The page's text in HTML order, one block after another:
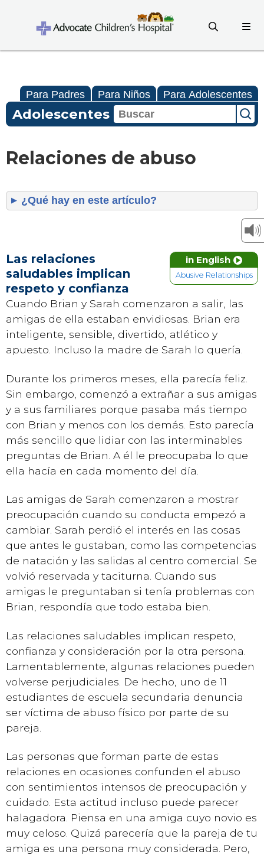
Para Padres Para Niños Para Adolescentes
Adolescentes
Relaciones de abuso
¿Qué hay en este artículo?
in English
Abusive Relationships
Las relaciones
saludables implican
respeto y confianza
Cuando Brian y Sarah comenzaron a salir, las
amigas de ella estaban envidiosas. Brian era
inteligente, sensible, divertido, atlético y
apuesto. Incluso la madre de Sarah lo quería.
Durante los primeros meses, ella parecía feliz.
Sin embargo, comenzó a extrañar a sus amigas
y a sus familiares porque pasaba más tiempo
con Brian y menos con los demás. Esto parecía
más sencillo que lidiar con las interminables
preguntas de Brian. A él le preocupaba lo que
ella hacía en cada momento del día.
Las amigas de Sarah comenzaron a mostrar
preocupación cuando su conducta empezó a
cambiar. Sarah perdió el interés en las cosas
que antes le gustaban, como las competencias
de natación y las salidas al centro comercial. Se
volvió reservada y taciturna. Cuando sus
amigas le preguntaban si tenía problemas con
Brian, respondía que todo estaba bien.
Las relaciones saludables implican respeto,
confianza y consideración por la otra persona.
Lamentablemente, algunas relaciones pueden
volverse perjudiciales. De hecho, uno de 11
estudiantes de escuela secundaria denuncia
ser víctima de abuso físico por parte de su
pareja.
Las personas que forman parte de estas
relaciones en ocasiones confunden el abuso
con sentimientos intensos de preocupación y
cuidado. Esta actitud incluso puede parecer
halagadora. Piensa en una amiga cuyo novio es
muy celoso. Quizá parecería que la pareja de tu
amiga es una persona muy considerada. Pero,